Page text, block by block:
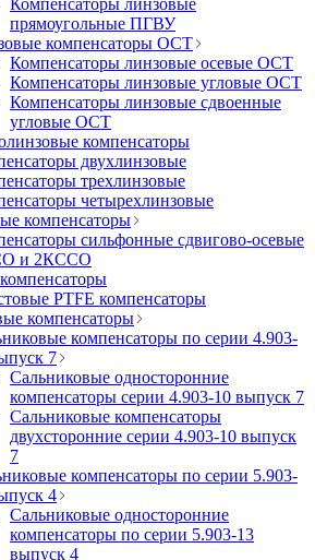
Компенсаторы линзовые
прямоугольные ПГВУ
компенсаторы ОСТ
Компенсаторы линзовые осевые ОСТ
Компенсаторы линзовые угловые ОСТ
Компенсаторы линзовые сдвоенные
угловые ОСТ
компенсаторы
двухлинзовые
трехлинзовые
четырехлинзовые
компенсаторы
сильфонные сдвигово-осевые
и 2КССО
PTFE компенсаторы
компенсаторы
компенсаторы по серии 4.903-
7
Сальниковые односторонние
компенсаторы серии 4.903-10 выпуск 7
Сальниковые компенсаторы
двухсторонние серии 4.903-10 выпуск
7
компенсаторы по серии 5.903-
4
Сальниковые односторонние
компенсаторы по серии 5.903-13
выпуск 4